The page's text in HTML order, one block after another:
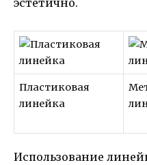
Пластиковая
линейка
Использование